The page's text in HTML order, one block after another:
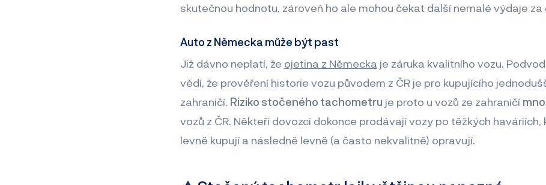
skutečnou hodnotu, zároveň ho ale mohou čekat další nemalé výdaje za
Auto z Německa může být past
Již dávno neplatí, že ojetina z Německa je záruka kvalitního vozu.
vědí, že prověření historie vozu původem z ČR je pro kupujícího
zahraničí. Riziko stočeného tachometru je proto u vozů ze zahraničí
vozů z ČR. Někteří dovozci dokonce prodávají vozy po těžkých haváriích,
levně kupují a následně levně (a často nekvalitně) opravují.